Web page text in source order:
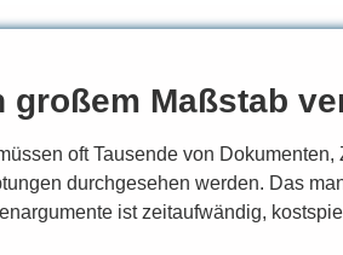
großem Maßstab
oft Tausende von Dokumenten,
durchgesehen werden. Das
ist zeitaufwändig,